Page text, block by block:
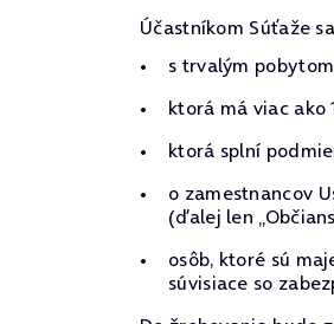
Účastníkom Súťaže
s trvalým
ktorá má viac ako
ktorá splní
o zamestnancov
(ďalej len
osôb, ktoré sú
súvisiace so